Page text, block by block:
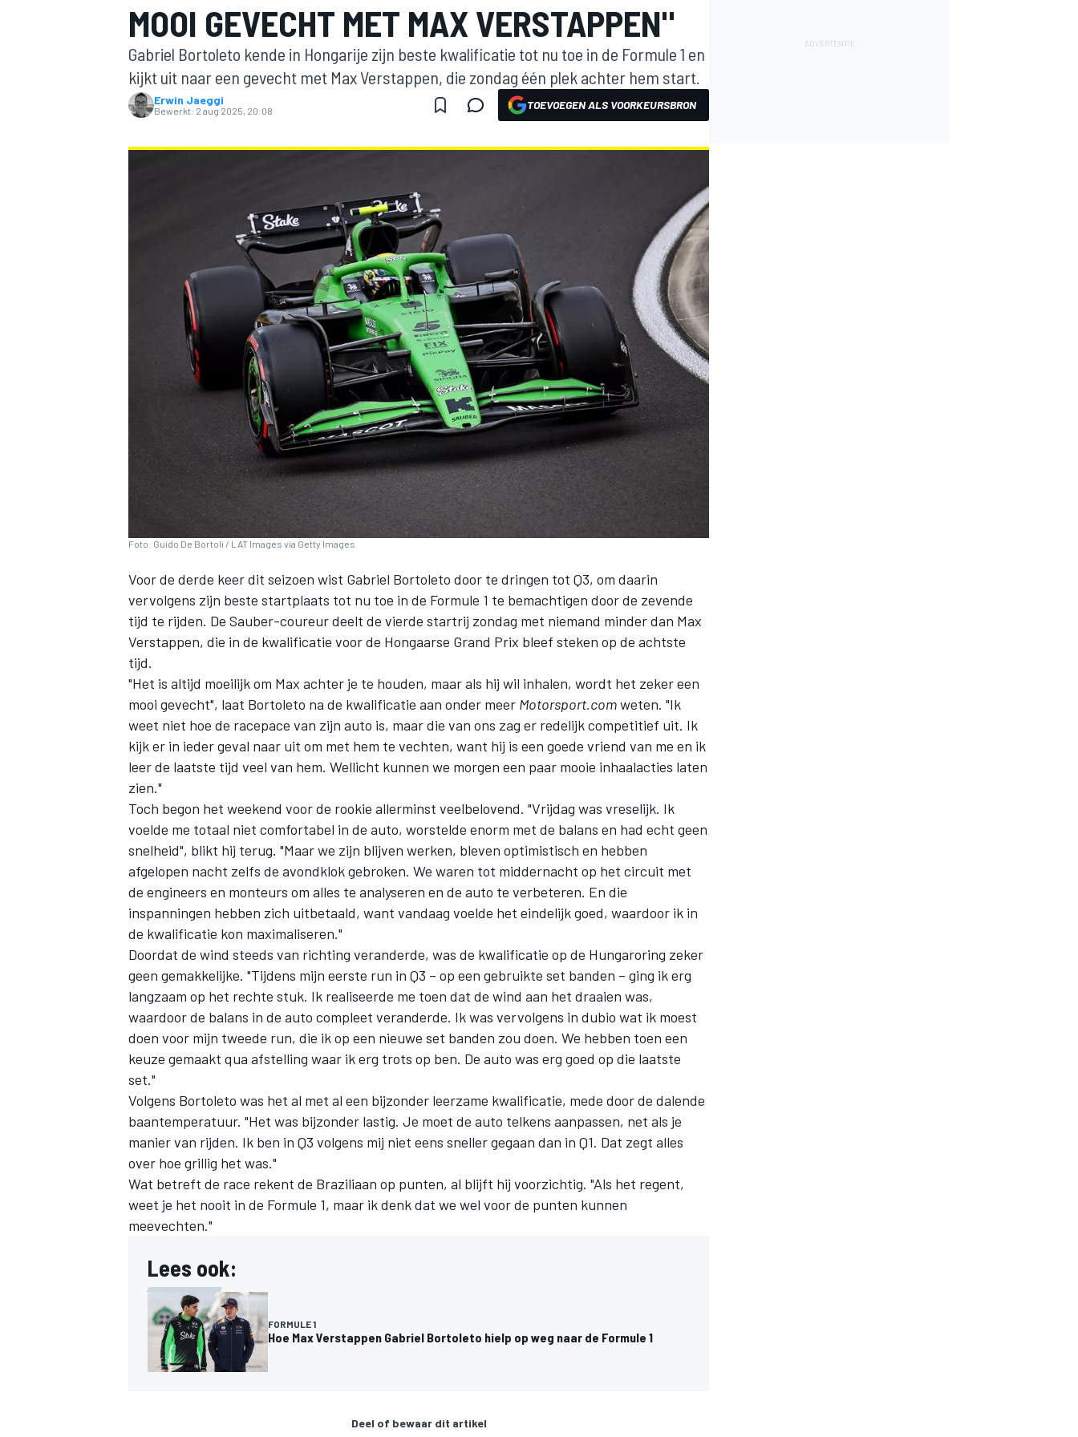
INDYCAR
WEC
MOOI GEVECHT MET MAX VERSTAPPEN"
Gabriel Bortoleto kende in Hongarije zijn beste kwalificatie tot nu toe in de Formule 1 en
kijkt uit naar een gevecht met Max Verstappen, die zondag één plek achter hem start.
Erwin Jaeggi
Bewerkt: 2 aug 2025, 20:08 TOEVOEGEN ALS VOORKEURSBRON
Foto: Guido De Bortoli / LAT Images via Getty Images
Voor de derde keer dit seizoen wist Gabriel Bortoleto door te dringen tot Q3, om daarin
vervolgens zijn beste startplaats tot nu toe in de Formule 1 te bemachtigen door de zevende
tijd te rijden. De Sauber-coureur deelt de vierde startrij zondag met niemand minder dan Max
Verstappen, die in de kwalificatie voor de Hongaarse Grand Prix bleef steken op de achtste
tijd.
"Het is altijd moeilijk om Max achter je te houden, maar als hij wil inhalen, wordt het zeker een
mooi gevecht", laat Bortoleto na de kwalificatie aan onder meer Motorsport.comweten. "Ik
weet niet hoe de racepace van zijn auto is, maar die van ons zag er redelijk competitief uit. Ik
kijk er in ieder geval naar uit om met hem te vechten, want hij is een goede vriend van me en ik
leer de laatste tijd veel van hem. Wellicht kunnen we morgen een paar mooie inhaalacties laten
zien."
Toch begon het weekend voor de rookie allerminst veelbelovend. "Vrijdag was vreselijk. Ik
voelde me totaal niet comfortabel in de auto, worstelde enorm met de balans en had echt geen
snelheid", blikt hij terug. "Maar we zijn blijven werken, bleven optimistisch en hebben
afgelopen nacht zelfs de avondklok gebroken. We waren tot middernacht op het circuit met
de engineers en monteurs om alles te analyseren en de auto te verbeteren. En die
inspanningen hebben zich uitbetaald, want vandaag voelde het eindelijk goed, waardoor ik in
de kwalificatie kon maximaliseren."
Doordat de wind steeds van richting veranderde, was de kwalificatie op de Hungaroring zeker
geen gemakkelijke. "Tijdens mijn eerste run in Q3 – op een gebruikte set banden – ging ik erg
langzaam op het rechte stuk. Ik realiseerde me toen dat de wind aan het draaien was,
waardoor de balans in de auto compleet veranderde. Ik was vervolgens in dubio wat ik moest
doen voor mijn tweede run, die ik op een nieuwe set banden zou doen. We hebben toen een
keuze gemaakt qua afstelling waar ik erg trots op ben. De auto was erg goed op die laatste
set."
Volgens Bortoleto was het al met al een bijzonder leerzame kwalificatie, mede door de dalende
baantemperatuur. "Het was bijzonder lastig. Je moet de auto telkens aanpassen, net als je
manier van rijden. Ik ben in Q3 volgens mij niet eens sneller gegaan dan in Q1. Dat zegt alles
over hoe grillig het was."
Wat betreft de race rekent de Braziliaan op punten, al blijft hij voorzichtig. "Als het regent,
weet je het nooit in de Formule 1, maar ik denk dat we wel voor de punten kunnen
meevechten."
Lees ook:
FORMULE 1
Hoe Max Verstappen Gabriel Bortoleto hielp op weg naar de Formule 1
Deel of bewaar dit artikel